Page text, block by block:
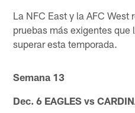
La NFC East y la AFC West
pruebas más exigentes que
superar esta temporada.
Semana 13
Dec. 6 EAGLES vs